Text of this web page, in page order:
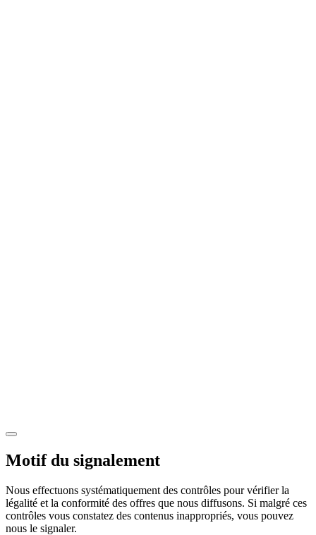
Motif du signalement
Nous effectuons systématiquement des contrôles pour vérifier la
légalité et la conformité des offres que nous diffusons. Si malgré ces
contrôles vous constatez des contenus inappropriés, vous pouvez
nous le signaler.